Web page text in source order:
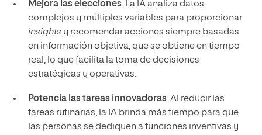
Mejora las elecciones. La IA analiza datos
complejos y múltiples variables para proporcionar
insights y recomendar acciones siempre basadas
en información objetiva, que se obtiene en tiempo
real, lo que facilita la toma de decisiones
estratégicas y operativas.
Potencia las tareas innovadoras. Al reducir las
tareas rutinarias, la IA brinda más tiempo para que
las personas se dediquen a funciones inventivas y